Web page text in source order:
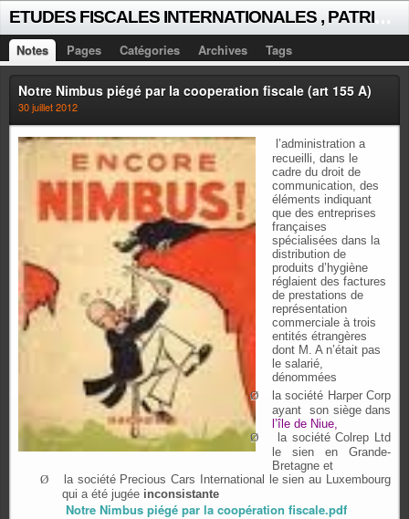
Notes Pages Catégories Archives Tags
Notre Nimbus piégé par la cooperation fiscale (art 155 A)
30 juillet 2012
l’administration a
recueilli, dans le
cadre du droit de
communication, des
éléments indiquant
que des entreprises
françaises
spécialisées dans la
distribution de
produits d’hygiène
réglaient des factures
de prestations de
représentation
commerciale à trois
entités étrangères
dont M. A n’était pas
le salarié,
dénommées
Ø
la société Harper Corp
ayant
son siège dans
l’île de Niue,
Ø
la société Colrep Ltd
le sien en Grande-
Bretagne et
Ø
la société Precious Cars International le sien au Luxembourg
qui a été jugée inconsistante
Notre Nimbus piégé par la coopération fiscale.pdf